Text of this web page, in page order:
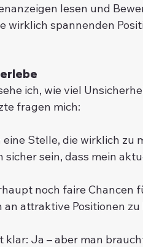
lesen und
wirklich spannenden
ich, wie viel
fragen mich:
eine Stelle, die wirklich zu
sicher sein, dass mein
noch faire Chancen
an attraktive Positionen zu
klar: Ja – aber man